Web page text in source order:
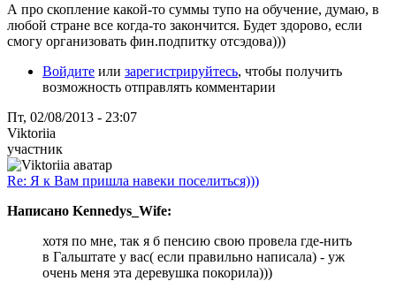
А про скопление какой-то суммы тупо на обучение, думаю, в
любой стране все когда-то закончится. Будет здорово, если
смогу организовать фин.подпитку отсэдова)))
Войдите или зарегистрируйтесь, чтобы получить
возможность отправлять комментарии
Пт, 02/08/2013 - 23:07
Viktoriia
участник
Re: Я к Вам пришла навеки поселиться)))
Написано Kennedys_Wife:
хотя по мне, так я б пенсию свою провела где-нить
в Гальштате у вас( если правильно написала) - уж
очень меня эта деревушка покорила)))